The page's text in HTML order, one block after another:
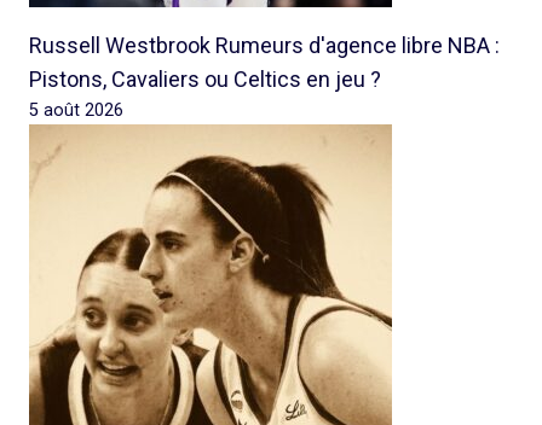
Russell Westbrook Rumeurs d'agence libre NBA :
Pistons, Cavaliers ou Celtics en jeu ?
5 août 2026